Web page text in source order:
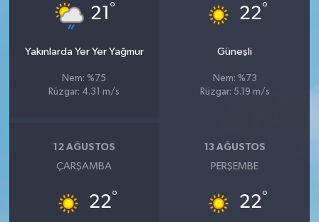
21 °
Yakınlarda Yer Yer Yağmur
Nem: %75
Rüzgar: 4.31 m/s
22°
Güneşli
Nem: %73
Rüzgar: 5.19 m/s
12 AĞUSTOS
ÇARŞAMBA
22°
13 AĞUSTOS
PERŞEMBE
22°